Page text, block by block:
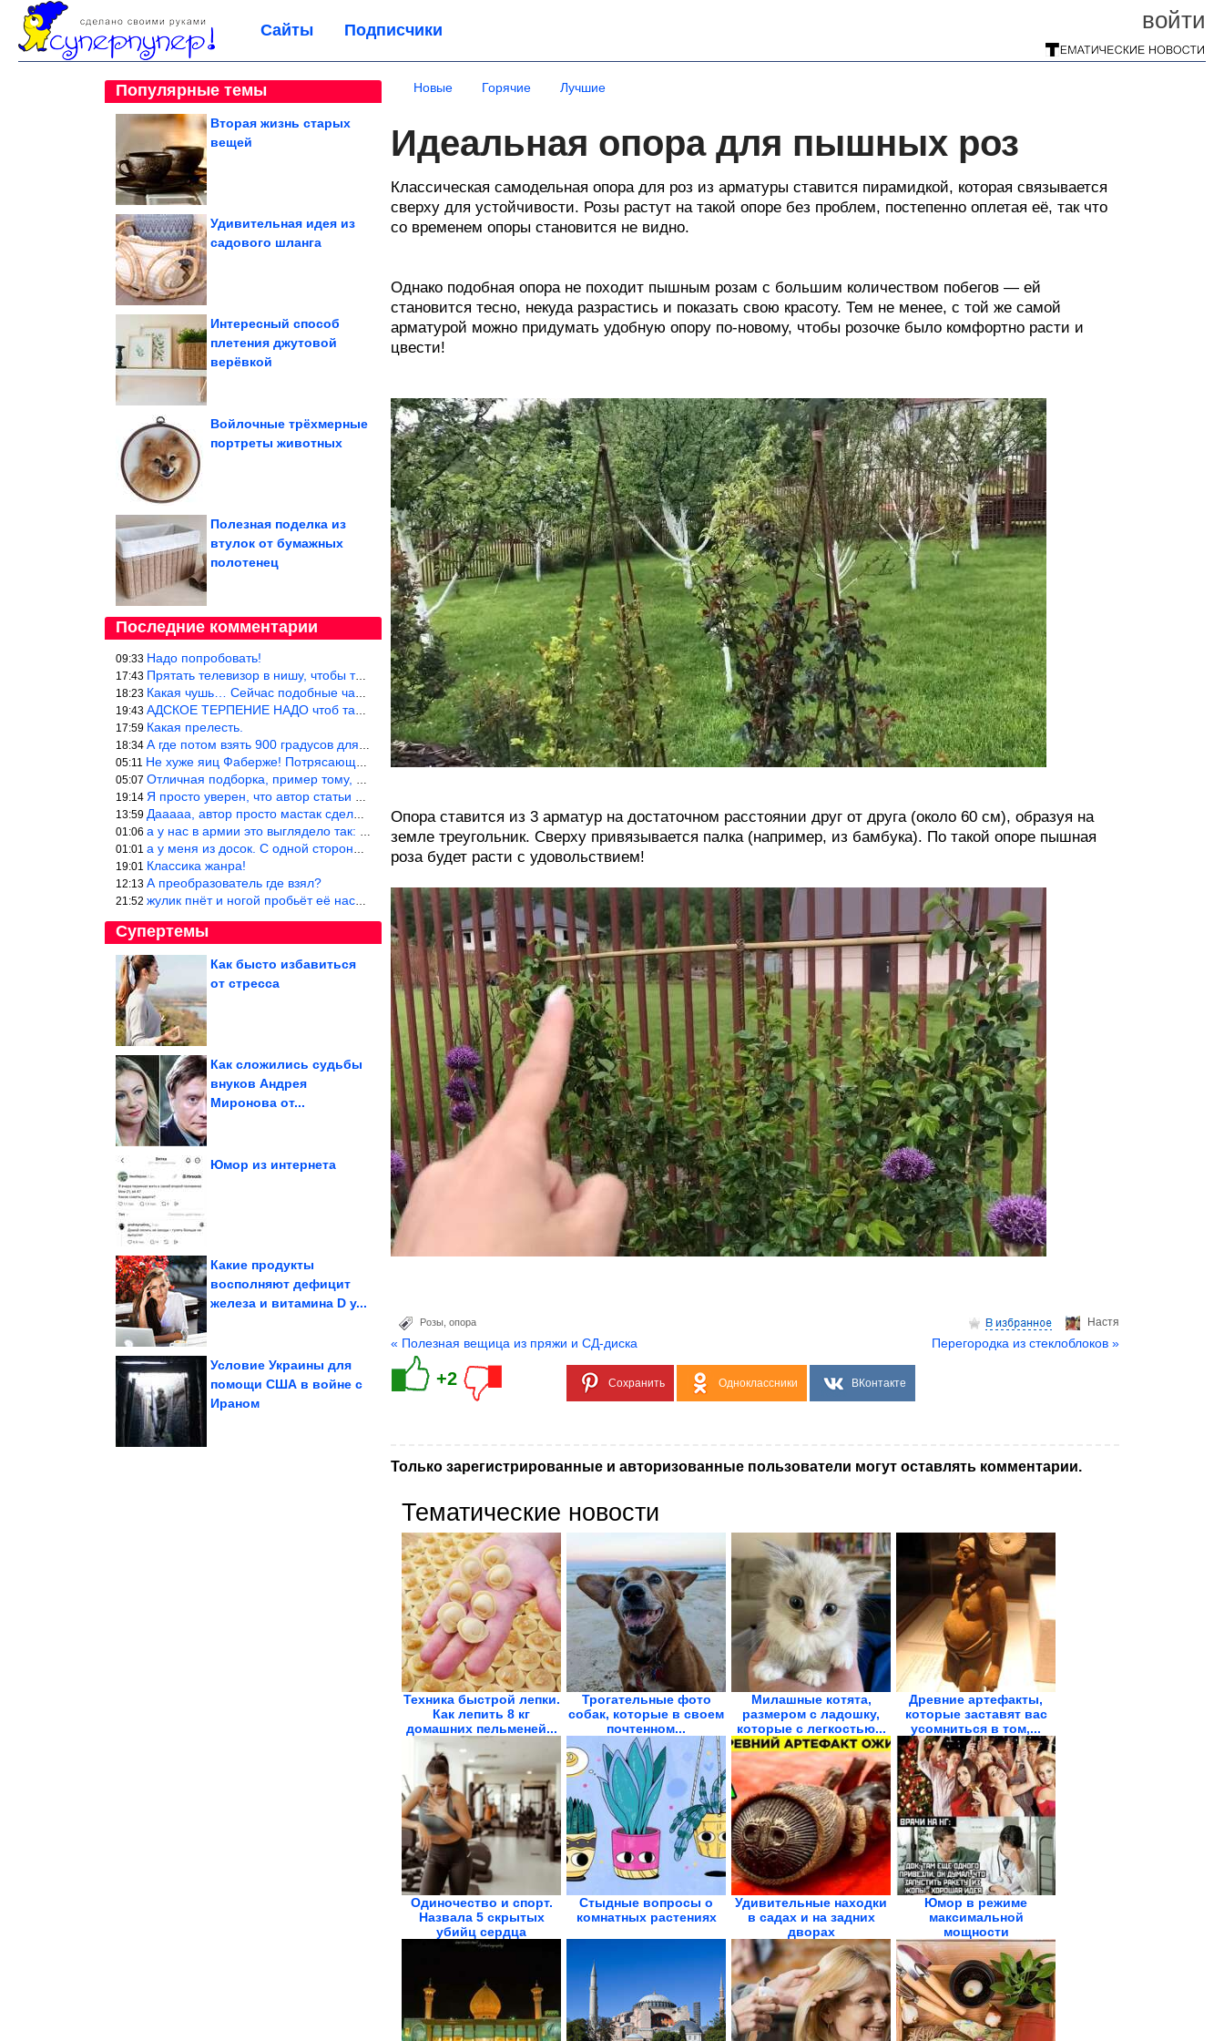
войти
Сайты Подписчики
Популярные темы
Вторая жизнь старых
вещей
Удивительная идея из
садового шланга
Интересный способ
плетения джутовой
верёвкой
Войлочные трёхмерные
портреты животных
Полезная поделка из
втулок от бумажных
полотенец
Последние комментарии
09:33 Надо попробовать!
17:43 Прятать телевизор в нишу, чтобы тепло от ТВ не отводилось и теле
18:23 Какая чушь… Сейчас подобные часы в магазине стоят меньше 10 долл
19:43 АДСКОЕ ТЕРПЕНИЕ НАДО чтоб такое вышить
17:59 Какая прелесть.
18:34 А где потом взять 900 градусов для обжига?
05:11 Не хуже яиц Фаберже! Потрясающе!!! Молодчина....!!!
05:07 Отличная подборка, пример тому, чем можно и сейчас заниматься…
19:14 Я просто уверен, что автор статьи никогда не будет использовать
13:59 Дааааа, автор просто мастак сделать интригу на ровном месте! А н
01:06 а у нас в армии это выглядело так: снизу полозья из сваренные тр
01:01 а у меня из досок. С одной стороны сарай, а другая половина — ду
19:01 Классика жанра!
12:13 А преобразователь где взял?
21:52 жулик пнёт и ногой пробьёт её насквозь. Но даже если и никогда н
Супертемы
Евросоюз ввел санкции
Как бысто избавиться
от стресса
Как сложились судьбы
внуков Андрея
Миронова от...
Юмор из интернета
7 технологий, которые
Какие продукты
восполняют дефицит
железа и витамина D у...
быту на каждый день
Условие Украины для
помощи США в войне с
Ираном
Новые Горячие Лучшие
Идеальная опора для пышных роз
Классическая самодельная опора для роз из арматуры ставится пирамидкой, которая связывается
сверху для устойчивости. Розы растут на такой опоре без проблем, постепенно оплетая её, так что
со временем опоры становится не видно.
Однако подобная опора не походит пышным розам с большим количеством побегов — ей
становится тесно, некуда разрастись и показать свою красоту. Тем не менее, с той же самой
арматурой можно придумать удобную опору по-новому, чтобы розочке было комфортно расти и
цвести!
Опора ставится из 3 арматур на достаточном расстоянии друг от друга (около 60 см), образуя на
земле треугольник. Сверху привязывается палка (например, из бамбука). По такой опоре пышная
роза будет расти с удовольствием!
Настя
Розы опора
« Полезная вещица из пряжи и СД-диска Перегородка из стеклоблоков »
+2 Сохранить Одноклассники ВКонтакте
Только зарегистрированные и авторизованные пользователи могут оставлять комментарии.
Тематические новости
Техника быстрой лепки.
Как лепить 8 кг
домашних пельменей...
Трогательные фото
собак, которые в своем
почтенном...
Милашные котята,
размером с ладошку,
которые с легкостью...
Древние артефакты,
которые заставят вас
усомниться в том,...
Одиночество и спорт.
Назвала 5 скрытых
убийц сердца
Стыдные вопросы о
комнатных растениях
Удивительные находки
в садах и на задних
дворах
Юмор в режиме
максимальной
мощности